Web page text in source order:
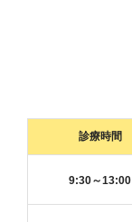
診療時間
9:30～13:00